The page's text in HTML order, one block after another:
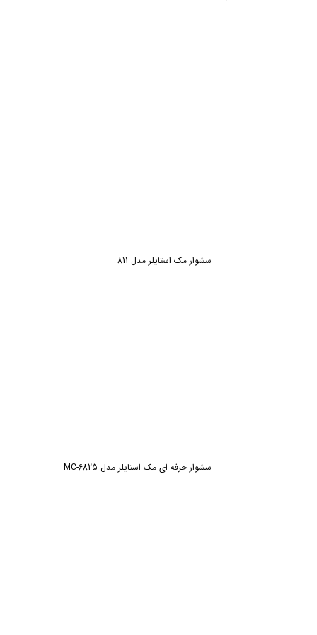
سشوار مک استایلر مدل 811
سشوار حرفه ای مک استایلر مدل MC-6825